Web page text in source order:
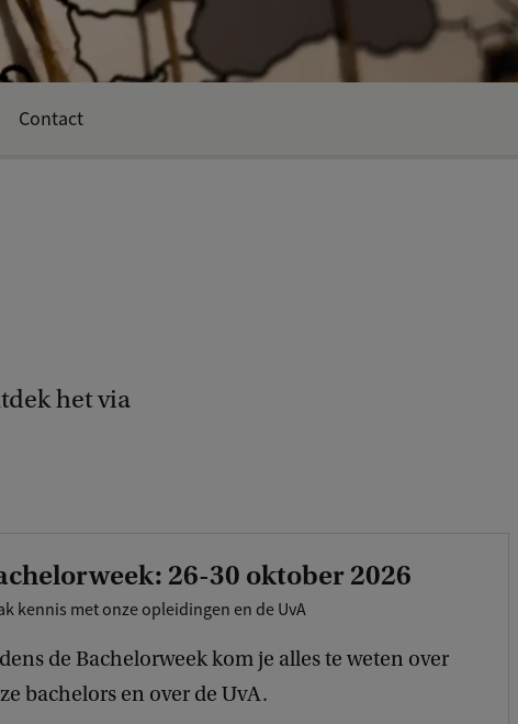
het via
Contact
26-30 oktober 2026
kennis met onze opleidingen en de UvA
de Bachelorweek kom je alles te weten over
bachelors en over de UvA.